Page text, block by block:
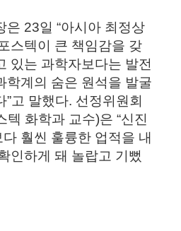
은 23일 “아시아 최정상
스텍이 큰 책임감을 갖
있는 과학자보다는 발전
학계의 숨은 원석을 발굴
고 말했다. 선정위원회
텍 화학과 교수)은 “신진
훨씬 훌륭한 업적을 내
인하게 돼 놀랍고 기뻤